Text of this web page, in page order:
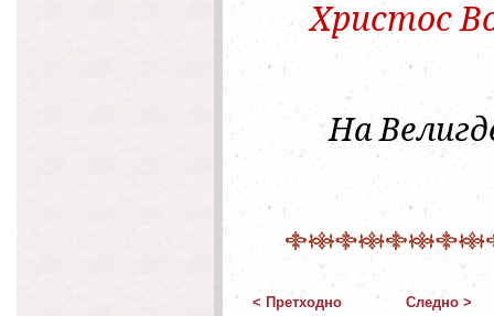
Христос
На
< Претходно Следно >